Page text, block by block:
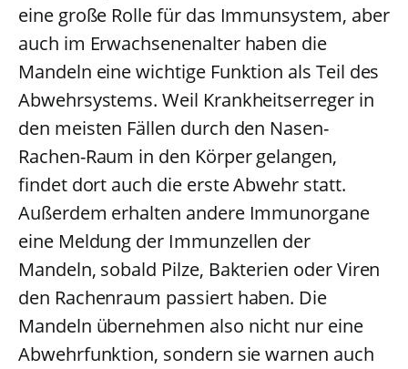
eine große Rolle für das Immunsystem, aber
auch im Erwachsenenalter haben die
Mandeln eine wichtige Funktion als Teil des
Abwehrsystems. Weil Krankheitserreger in
den meisten Fällen durch den Nasen-
Rachen-Raum in den Körper gelangen,
findet dort auch die erste Abwehr statt.
Außerdem erhalten andere Immunorgane
eine Meldung der Immunzellen der
Mandeln, sobald Pilze, Bakterien oder Viren
den Rachenraum passiert haben. Die
Mandeln übernehmen also nicht nur eine
Abwehrfunktion, sondern sie warnen auch